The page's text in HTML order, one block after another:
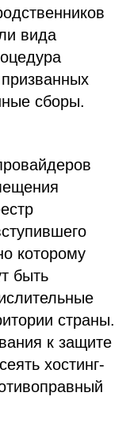
вида
сборы.
которому
быть
страны.
к защите
хостинг-